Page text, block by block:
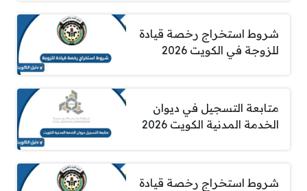
شروط استخراج رخصة قيادة
للزوجة في الكويت 2026
متابعة التسجيل في ديوان
الخدمة المدنية الكويت 2026
شروط استخراج رخصة قيادة